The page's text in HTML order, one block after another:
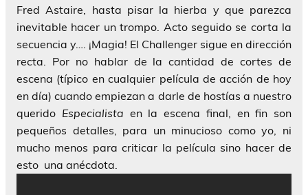
Fred Astaire, hasta pisar la hierba y que parezca
inevitable hacer un trompo. Acto seguido se corta la
secuencia y…. ¡Magia! El Challenger sigue en dirección
recta. Por no hablar de la cantidad de cortes de
escena (típico en cualquier película de acción de hoy
en día) cuando empiezan a darle de hostías a nuestro
querido Especialista en la escena final, en fin son
pequeños detalles, para un minucioso como yo, ni
mucho menos para criticar la película sino hacer de
esto una anécdota.